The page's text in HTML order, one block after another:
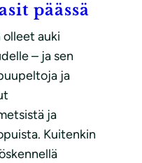
päässä
olleet auki
– ja sen
ja
ja
Kuitenkin